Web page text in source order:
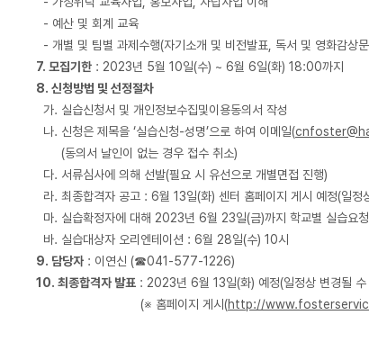
- 예산 및 회계 교육
- 개별 및 팀별 과제수행(자기소개 및 비전발표, 독서 및 영화감상
7. 모집기한 : 2023년 5월 10일(수) ~ 6월 6일(화) 18:00까지
8. 신청방법 및 선정절차
가. 실습신청서 및 개인정보수집및이용동의서 작성
나. 신청은 제목을 ‘실습신청-성명’으로 하여 이메일(
(동의서 날인이 없는 경우 접수 취소)
다. 서류심사에 의해 선발(필요 시 유선으로 개별면접 진행)
라. 최종합격자 공고 : 6월 13일(화) 센터 홈페이지 게시 예정(일정
마. 실습확정자에 대해 2023년 6월 23일(금)까지 학교별 실습요
바. 실습대상자 오리엔테이션 : 6월 28일(수) 10시
9. 담당자 : 이연신 (☎041-577-1226)
10. 최종합격자 발표 : 2023년 6월 13일(화) 예정(일정상 변경될 수
(※ 홈페이지 게시(http://